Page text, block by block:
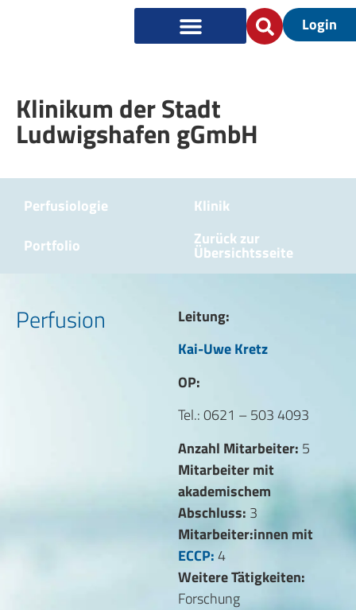
Login
Klinikum der Stadt
Ludwigshafen gGmbH
Perfusiologie
Klinik
Portfolio
Zurück zur
Übersichtsseite
Perfusion
Leitung:
Kai-Uwe Kretz
OP:
Tel.: 0621 – 503 4093
Anzahl Mitarbeiter: 5
Mitarbeiter mit
akademischem
Abschluss: 3
Mitarbeiter:innen mit
ECCP:4
Weitere Tätigkeiten:
Forschung